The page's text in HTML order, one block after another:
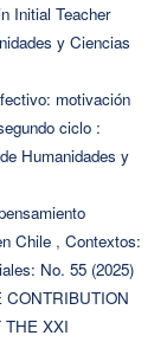
Initial Teacher
y Ciencias
motivación
ciclo :
Humanidades y
Chile , Contextos:
No. 55 (2025)
CONTRIBUTION
THE XXI